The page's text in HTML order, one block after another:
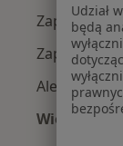
Zapalenie
Zapalenie
Alergia w
Więcej (15)
Udział
będą